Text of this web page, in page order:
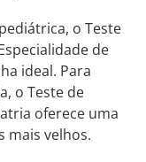
o Teste
de
ideal. Para
o Teste de
oferece uma
mais velhos.